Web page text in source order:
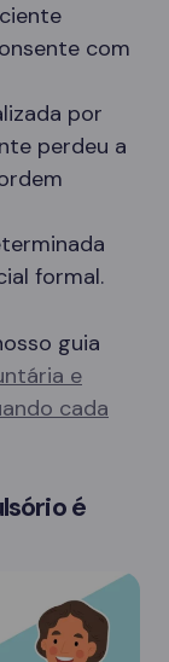
com
por
perdeu a
formal.
guia
e
cada
é